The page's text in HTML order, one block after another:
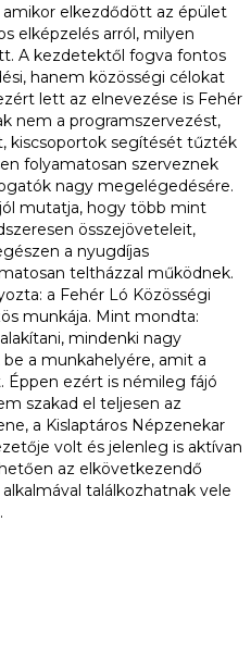
elkezdődött az épület
elképzelés arról, milyen
A kezdetektől fogva fontos
hanem közösségi célokat
lett az elnevezése is Fehér
nem a programszervezést,
kiscsoportok segítését tűzték
folyamatosan szerveznek
nagy megelégedésére.
mutatja, hogy több mint
összejöveteleit,
a nyugdíjas
teltházzal működnek.
a Fehér Ló Közösségi
munkája. Mint mondta:
mindenki nagy
a munkahelyére, amit a
ezért is némileg fájó
szakad el teljesen az
a Kislaptáros Népzenekar
volt és jelenleg is aktívan
az elkövetkezendő
találkozhatnak vele